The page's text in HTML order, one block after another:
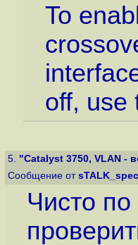
To
off, use
5. "Catalyst 3750, VLAN -
Сообщение от
Чисто